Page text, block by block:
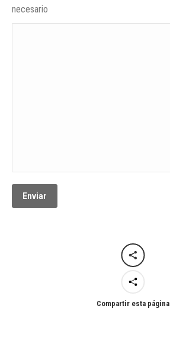
necesario
Compartir esta página